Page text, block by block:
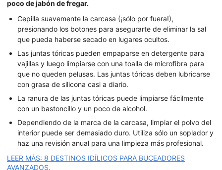
poco de jabón de fregar.
Cepilla suavemente la carcasa (¡sólo por fuera!),
presionando los botones para asegurarte de eliminar la sal
que pueda haberse secado en lugares ocultos.
Las juntas tóricas pueden empaparse en detergente para
vajillas y luego limpiarse con una toalla de microfibra para
que no queden pelusas. Las juntas tóricas deben lubricarse
con grasa de silicona casi a diario.
La ranura de las juntas tóricas puede limpiarse fácilmente
con un bastoncillo y un poco de alcohol.
Dependiendo de la marca de la carcasa, limpiar el polvo del
interior puede ser demasiado duro. Utiliza sólo un soplador y
haz una revisión anual para una limpieza más profesional.
LEER MÁS: 8 DESTINOS IDÍLICOS PARA BUCEADORES
AVANZADOS.